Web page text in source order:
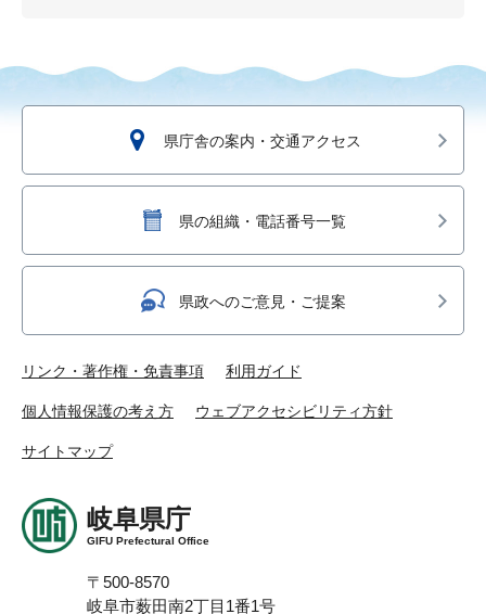
県庁舎の案内・交通アクセス
県の組織・電話番号一覧
県政へのご意見・ご提案
リンク・著作権・免責事項 利用ガイド
個人情報保護の考え方 ウェブアクセシビリティ方針
サイトマップ
岐阜県庁
GIFU Prefectural Office
〒500-8570
岐阜市薮田南2丁目1番1号